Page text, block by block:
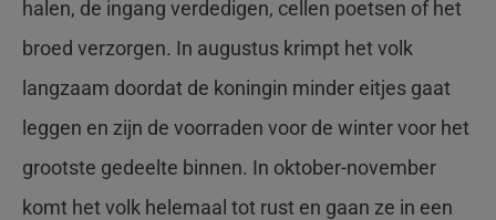
halen, de ingang verdedigen, cellen poetsen of het
broed verzorgen. In augustus krimpt het volk
langzaam doordat de koningin minder eitjes gaat
leggen en zijn de voorraden voor de winter voor het
grootste gedeelte binnen. In oktober-november
komt het volk helemaal tot rust en gaan ze in een